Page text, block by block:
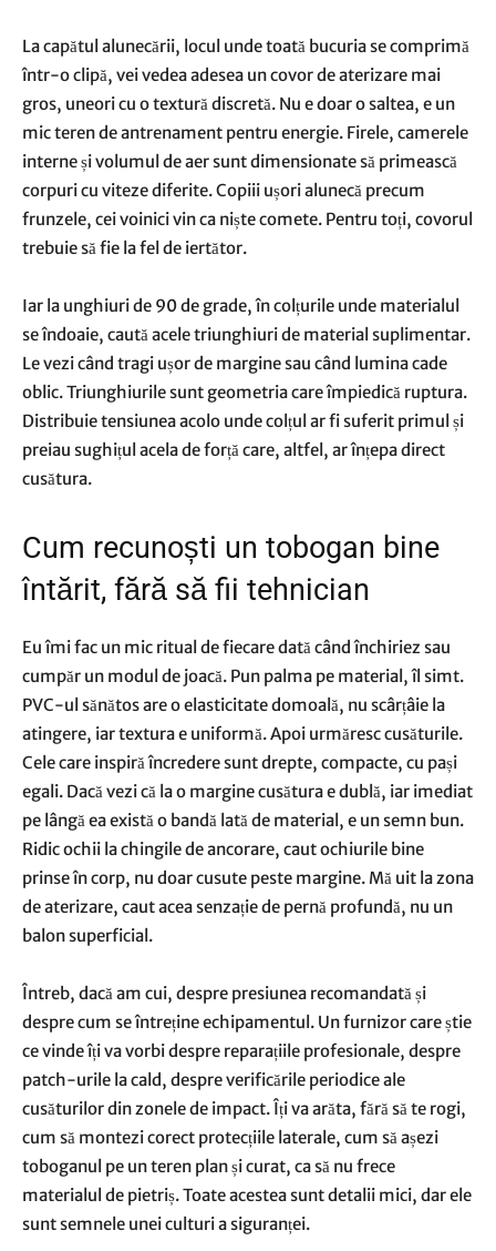
La capătul alunecării, locul unde toată bucuria se comprimă
într-o clipă, vei vedea adesea un covor de aterizare mai
gros, uneori cu o textură discretă. Nu e doar o saltea, e un
mic teren de antrenament pentru energie. Firele, camerele
interne și volumul de aer sunt dimensionate să primească
corpuri cu viteze diferite. Copiii ușori alunecă precum
frunzele, cei voinici vin ca niște comete. Pentru toți, covorul
trebuie să fie la fel de iertător.
Iar la unghiuri de 90 de grade, în colțurile unde materialul
se îndoaie, caută acele triunghiuri de material suplimentar.
Le vezi când tragi ușor de margine sau când lumina cade
oblic. Triunghiurile sunt geometria care împiedică ruptura.
Distribuie tensiunea acolo unde colțul ar fi suferit primul și
preiau sughițul acela de forță care, altfel, ar înțepa direct
cusătura.
Cum recunoști un tobogan bine
întărit, fără să fii tehnician
Eu îmi fac un mic ritual de fiecare dată când închiriez sau
cumpăr un modul de joacă. Pun palma pe material, îl simt.
PVC-ul sănătos are o elasticitate domoală, nu scârțâie la
atingere, iar textura e uniformă. Apoi urmăresc cusăturile.
Cele care inspiră încredere sunt drepte, compacte, cu pași
egali. Dacă vezi că la o margine cusătura e dublă, iar imediat
pe lângă ea există o bandă lată de material, e un semn bun.
Ridic ochii la chingile de ancorare, caut ochiurile bine
prinse în corp, nu doar cusute peste margine. Mă uit la zona
de aterizare, caut acea senzație de pernă profundă, nu un
balon superficial.
Întreb, dacă am cui, despre presiunea recomandată și
despre cum se întreține echipamentul. Un furnizor care știe
ce vinde îți va vorbi despre reparațiile profesionale, despre
patch-urile la cald, despre verificările periodice ale
cusăturilor din zonele de impact. Îți va arăta, fără să te rogi,
cum să montezi corect protecțiile laterale, cum să așezi
toboganul pe un teren plan și curat, ca să nu frece
materialul de pietriș. Toate acestea sunt detalii mici, dar ele
sunt semnele unei culturi a siguranței.